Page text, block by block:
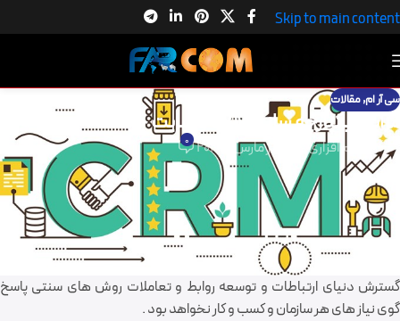
Skip to main content
سی آر ام,مقالات
مزایای یکپارچه سازی CRM و سایت چیست ؟
گروه نرم افزاری فرکام در مارس 1, 2020 0
مزایای یکپارچه سازی CRM و سایت چیست ؟
مشتری امروزه مهمترین رکن و به نوعی پایه شکل گیری هر کسب و کار کوچک و
بزرگ است ،لذا بقای هر کسب و کار در گرو حفظ مشتری می باشد ، روشهای
متعددی در گذشته جهت حفظ مشتری استفاده می شد ، اما با توجه به
گسترش دنیای ارتباطات و توسعه روابط و تعاملات روش های سنتی پاسخ
گوی نیاز های هر سازمان و کسب و کار نخواهد بود .